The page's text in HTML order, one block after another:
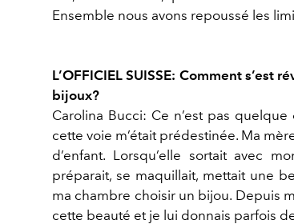
Ensemble nous avons repoussé les
L’OFFICIEL SUISSE: Comment s’est
bijoux?
Carolina Bucci: Ce n’est pas
cette voie m’était prédestinée. Ma
d’enfant. Lorsqu’elle sortait avec
préparait, se maquillait, mettait une
ma chambre choisir un bijou. Depuis
cette beauté et je lui donnais parfois